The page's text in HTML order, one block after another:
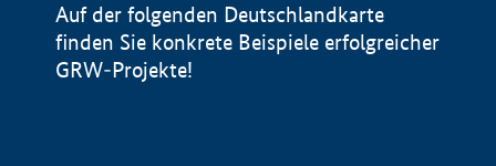
Auf der folgenden Deutschlandkarte
finden Sie konkrete Beispiele erfolgreicher
GRW-Projekte!